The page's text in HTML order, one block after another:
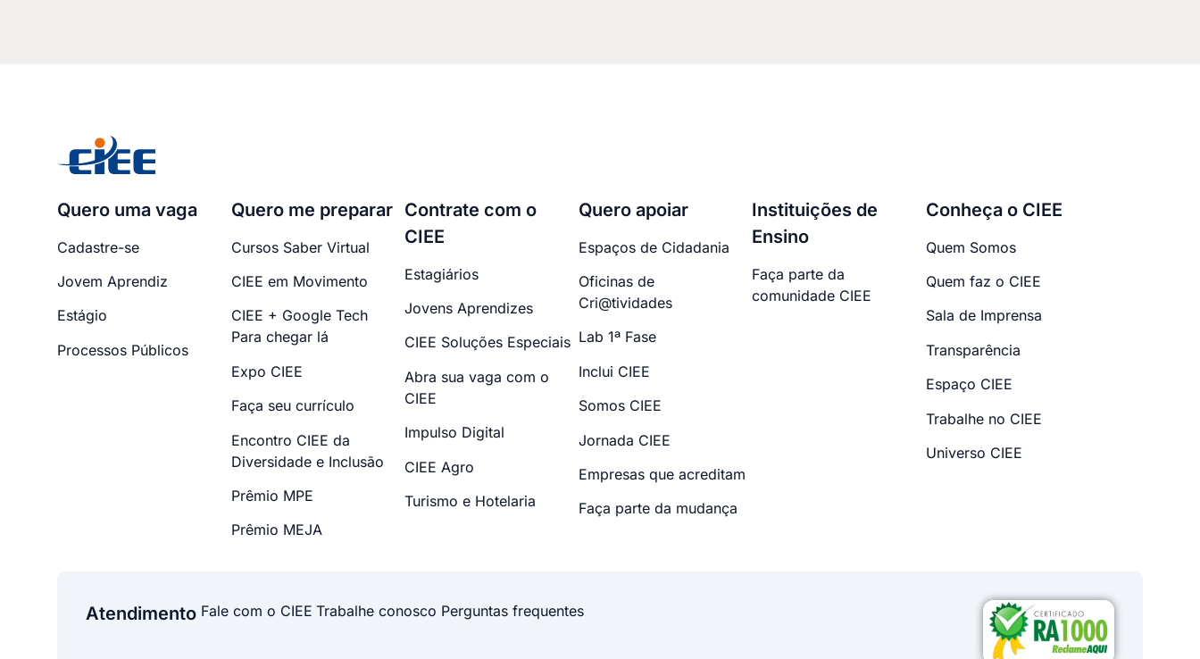
Quero uma vaga
Cadastre-se
Jovem Aprendiz
Estágio
Processos Públicos
Quero me preparar
Cursos Saber Virtual
CIEE em Movimento
CIEE + Google Tech
Para chegar lá
Expo CIEE
Faça seu currículo
Encontro CIEE da
Diversidade e Inclusão
Prêmio MPE
Prêmio MEJA
Contrate com o
CIEE
Estagiários
Jovens Aprendizes
CIEE Soluções Especiais
Abra sua vaga com o
CIEE
Impulso Digital
CIEE Agro
Turismo e Hotelaria
Quero apoiar
Espaços de Cidadania
Oficinas de
Cri@tividades
Lab 1ª Fase
Inclui CIEE
Somos CIEE
Jornada CIEE
Empresas que acreditam
Faça parte da mudança
Instituições de
Ensino
Faça parte da
comunidade CIEE
Conheça o CIEE
Quem Somos
Quem faz o CIEE
Sala de Imprensa
Transparência
Espaço CIEE
Trabalhe no CIEE
Universo CIEE
Atendimento Fale com o CIEE Trabalhe conosco Perguntas frequentes